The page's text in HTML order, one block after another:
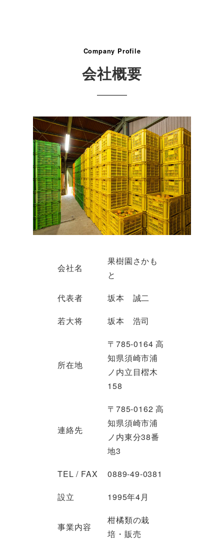
Company Profile
会社概要
会社名
果樹園さかも
と
代表者
坂本 誠二
若大将
坂本 浩司
所在地
〒785-0164 高
知県須崎市浦
ノ内立目槢木
158
連絡先
〒785-0162 高
知県須崎市浦
ノ内東分38番
地3
TEL / FAX
0889-49-0381
設立
1995年4月
事業内容
柑橘類の栽
培・販売